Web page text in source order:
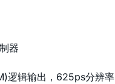
器
逻辑输出，625ps分辨率